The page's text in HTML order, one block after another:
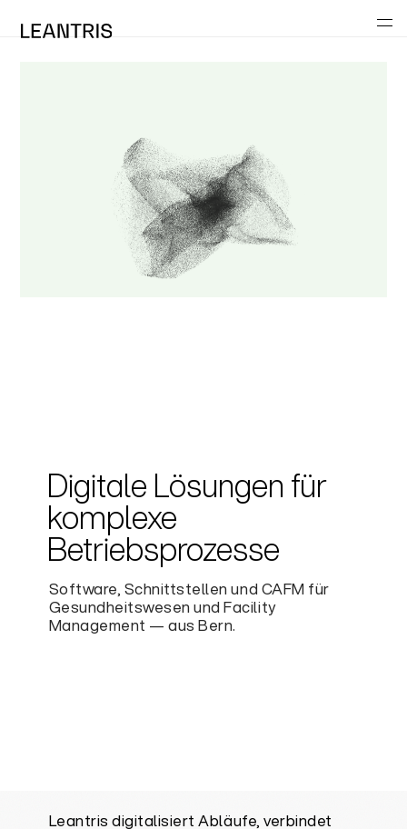
Digitale Lösungen für
komplexe
Betriebsprozesse
Software, Schnittstellen und CAFM für
Gesundheitswesen und Facility
Management — aus Bern.
Leantris digitalisiert Abläufe, verbindet